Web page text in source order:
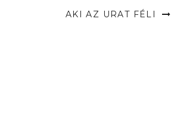
AKI AZ URAT FÉLI